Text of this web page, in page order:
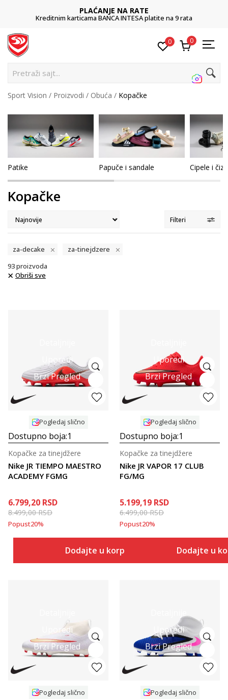
INTESA platite na 9 rata
0 0
Pretra
Sport Vision Proizvodi Obuća Kopačke
Patike Papuče i sandale Cipele i
Kopačke
Filteri
za-decake
za-tinejdzere
93proizvoda
Obriši sve
Uporedi
Brzi Pregled
Pogledaj slično
Dostupno boja:1
Nike JR TIEMPO MAESTRO
ACADEMY FGMG
Kopačke za tinejdžere
6.799,20 RSD
8.499,00RSD
Popust20%
Dodajte u korpu
Uporedi
Brzi Pregled
Pogledaj slično
Dostupno boja:1
Nike JR VAPOR 17 CLUB
FG/MG
Kopačke za tinejdžere
5.199,19 RSD
6.499,00RSD
Popust20%
Dodajte u
Uporedi
Brzi Pregled
Pogledaj slično
Uporedi
Brzi Pregled
Pogledaj slično